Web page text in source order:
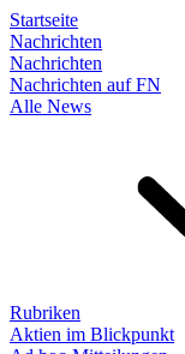
Startseite
Nachrichten
Nachrichten
Nachrichten auf FN
Alle News
Rubriken
Aktien im Blickpunkt